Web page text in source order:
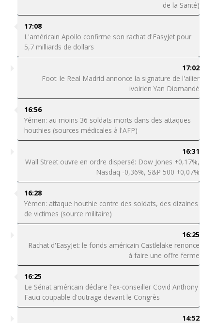
de la Santé)
17:08
L'américain Apollo confirme son rachat d'EasyJet pour
5,7 milliards de dollars
17:02
Foot: le Real Madrid annonce la signature de l'ailier
ivoirien Yan Diomandé
16:56
Yémen: au moins 36 soldats morts dans des attaques
houthies (sources médicales à l'AFP)
16:31
Wall Street ouvre en ordre dispersé: Dow Jones +0,17%,
Nasdaq -0,36%, S&P 500 +0,07%
16:28
Yémen: attaque houthie contre des soldats, des dizaines
de victimes (source militaire)
16:25
Rachat d'EasyJet: le fonds américain Castlelake renonce
à faire une offre ferme
16:25
Le Sénat américain déclare l'ex-conseiller Covid Anthony
Fauci coupable d'outrage devant le Congrès
14:52